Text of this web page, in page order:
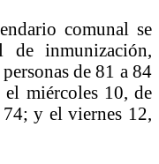
comunal se
de inmunización,
de 81 a 84
miércoles 10, de
y el viernes 12,